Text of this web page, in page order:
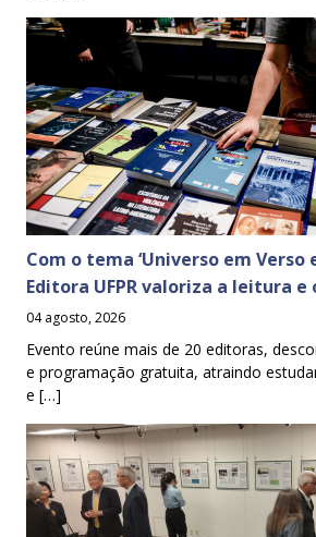
Com o tema ‘Universo em Verso
Editora UFPR valoriza a leitura
04 agosto, 2026
Evento reúne mais de 20 editoras,
e programação gratuita, atraindo
e […]